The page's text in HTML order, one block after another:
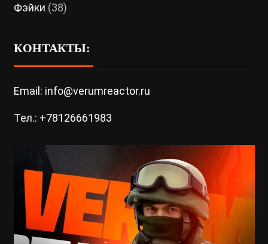
Фэйки (38)
КОНТАКТЫ:
Email: info@verumreactor.ru
Тел.: +78126661983